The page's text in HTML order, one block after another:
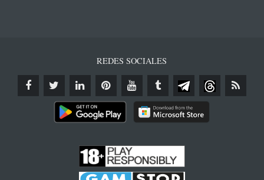
REDES SOCIALES